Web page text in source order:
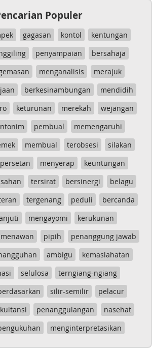
Populer
gagasan kontol
kentungan
penyampaian
bersahaja
menganalisis
merajuk
berkesinambungan
mendidih
keturunan merekah
wejangan
pembual
memengaruhi
membual terobsesi
silakan
persetan menyerap
keuntungan
tersirat bersinergi
belagu
tergenang peduli
bercanda
mengayomi
kerukunan
menawan pipih
penanggung jawab
ambigu
kemaslahatan
selulosa
terngiang-ngiang
silir-semilir
pelacur
kuitansi penanggulangan
nasehat
menginterpretasikan